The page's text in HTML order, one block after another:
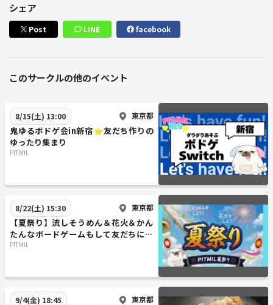
シェア
Post LINE facebook
このサークルの他のイベント
8/15(土) 13:00 東京都
鬼ゆるボドゲ会in新宿⭐友だち作りの
ゆったり集まり
PITMIL
8/22(土) 15:30 東京都
【夏祭り】流しそうめん＆花火＆かん
たんなボードゲームもして友だちにな
ろう
PITMIL
9/4(金) 18:45 東京都